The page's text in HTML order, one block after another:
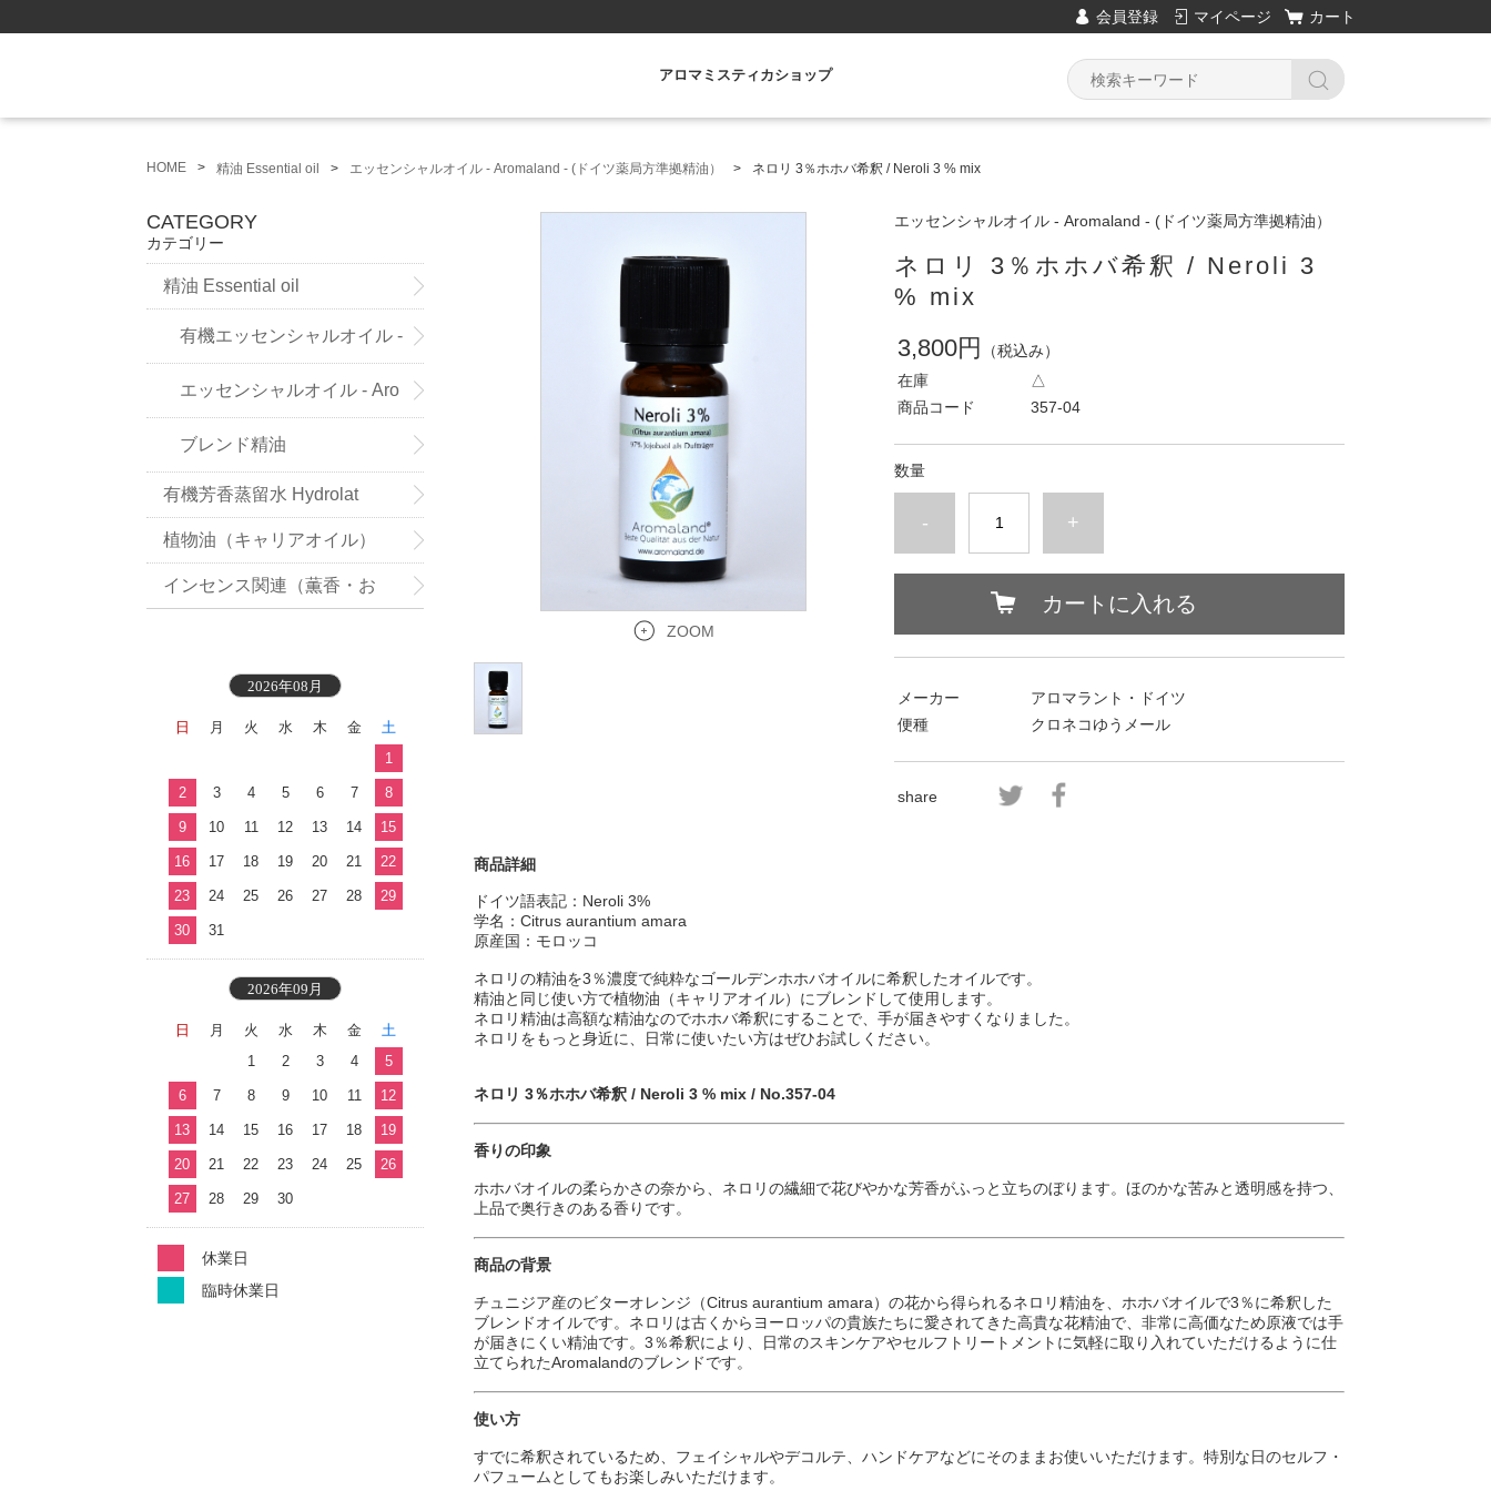
会員登録 マイページ カート
アロマミスティカショップ
HOME 精油 Essential oil エッセンシャルオイル - Aromaland - (ドイツ薬局方準拠精油） ネロリ 3％ホホバ希釈 / Neroli 3 % mix
ZOOM
エッセンシャルオイル - Aromaland - (ドイツ薬局方準拠精油）
ネロリ 3％ホホバ希釈 / Neroli 3
% mix
3,800円
（税込み）
在庫
△
商品コード
357-04
数量
- +
カートに入れる
メーカー
アロマラント・ドイツ
便種
クロネコゆうメール
share
商品詳細
ドイツ語表記：Neroli 3%
学名： Citrus aurantium amara
原産国：モロッコ
ネロリの精油を3％濃度で純粋なゴールデンホホバオイルに希釈したオイルです。
精油と同じ使い方で植物油（キャリアオイル）にブレンドして使用します。
ネロリ精油は高額な精油なのでホホバ希釈にすることで、手が届きやすくなりました。
ネロリをもっと身近に、日常に使いたい方はぜひお試しください。
ネロリ 3％ホホバ希釈 / Neroli 3 % mix / No.357-04
香りの印象
ホホバオイルの柔らかさの奈から、ネロリの繊細で花びやかな芳香がふっと立ちのぼります。ほのかな苦みと透明感を持つ、
上品で奥行きのある香りです。
商品の背景
チュニジア産のビターオレンジ（Citrus aurantium amara）の花から得られるネロリ精油を、ホホバオイルで3％に希釈した
ブレンドオイルです。ネロリは古くからヨーロッパの貴族たちに愛されてきた高貴な花精油で、非常に高価なため原液では手
が届きにくい精油です。3％希釈により、日常のスキンケアやセルフトリートメントに気軽に取り入れていただけるように仕
立てられたAromalandのブレンドです。
使い方
すでに希釈されているため、フェイシャルやデコルテ、ハンドケアなどにそのままお使いいただけます。特別な日のセルフ・
パフュームとしてもお楽しみいただけます。
CATEGORY
カテゴリー
精油 Essential oil
有機エッセンシャルオイル -
Sensoleo -
エッセンシャルオイル - Aro
maland - (ドイツ薬局方準拠精
油）
ブレンド精油
有機芳香蒸留水 Hydrolat
植物油（キャリアオイル）
インセンス関連（薫香・お
2026年08月
日 月 火 水 木 金
土
1
2 3 4 5 6 7 8
9 10 11 12 13 14 15
16 17 18 19 20 21 22
23 24 25 26 27 28 29
30 31
2026年09月
日 月 火 水 木 金
土
1
2 3 4 5
6 7 8 9 10 11 12
13 14 15 16 17 18 19
20 21 22 23 24 25 26
27 28 29 30
休業日
臨時休業日